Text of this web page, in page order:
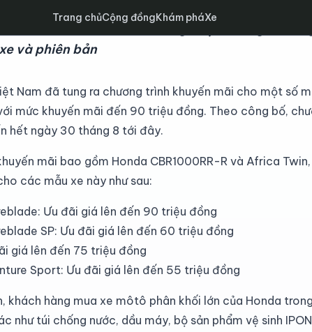
Trang chủCộng đồngKhám pháXe
Twin và CBR1000RR-R đang được hưởng ưu
và phiên bản
Nam đã tung ra chương trình khuyến mãi cho một số
mức khuyến mãi đến 90 triệu đồng. Theo công bố,
hết ngày 30 tháng 8 tới đây.
mãi bao gồm Honda CBR1000RR-R và Africa
các mẫu xe này như sau:
Ưu đãi giá lên đến 90 triệu đồng
SP: Ưu đãi giá lên đến 60 triệu đồng
giá lên đến 75 triệu đồng
Sport: Ưu đãi giá lên đến 55 triệu đồng
khách hàng mua xe môtô phân khối lớn của Honda
như túi chống nước, dầu máy, bộ sản phẩm vệ sinh